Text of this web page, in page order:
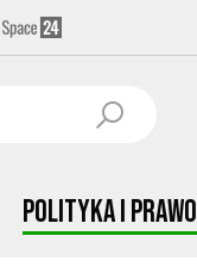
Polityka i prawo